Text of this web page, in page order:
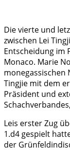
Die vierte und
zwischen Lei
Entscheidung im
Monaco. Marie
Tingjie mit dem
Präsident und
Leis erster Zug
1.d4 gespielt
der